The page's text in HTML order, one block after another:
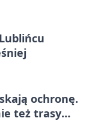
ochronę.
też trasy